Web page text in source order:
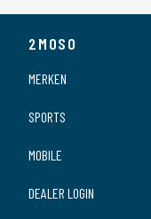
2MOSO
MERKEN
SPORTS
MOBILE
DEALER LOGIN